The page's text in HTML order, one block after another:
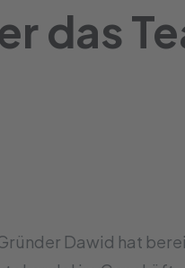
das
Dawid hat